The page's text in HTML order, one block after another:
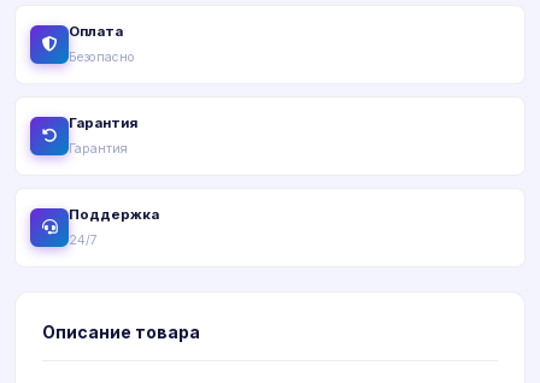
Оплата
Безопасно
Гарантия
Гарантия
Поддержка
24/7
Описание товара